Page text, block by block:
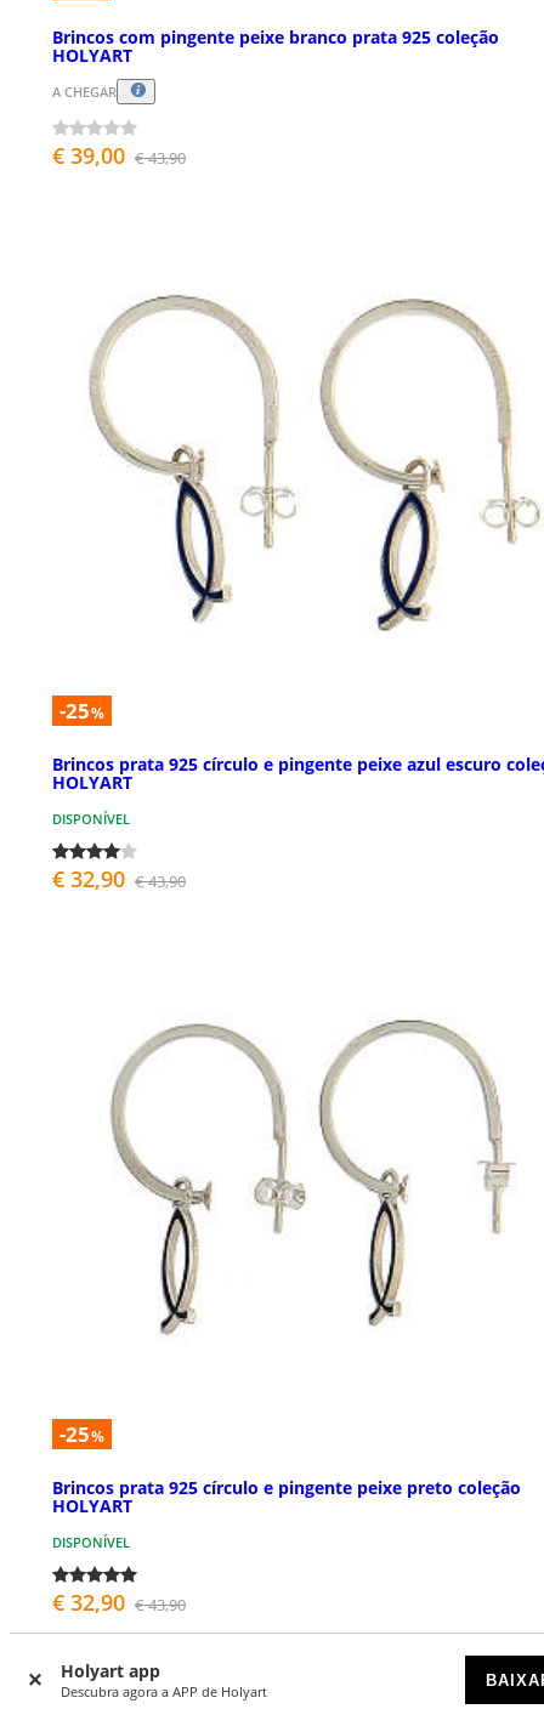
Holyart app
Descubra agora a APP de Holyart
Brincos com pingente peixe branco prata 925 coleção
HOLYART
A CHEGAR
€ 39,00 € 43,90
-25%
Brincos prata 925 círculo e pingente peixe azul escuro
HOLYART
DISPONÍVEL
€ 32,90 € 43,90
-25%
Brincos prata 925 círculo e pingente peixe preto coleção
HOLYART
DISPONÍVEL
€ 32,90 € 43,90